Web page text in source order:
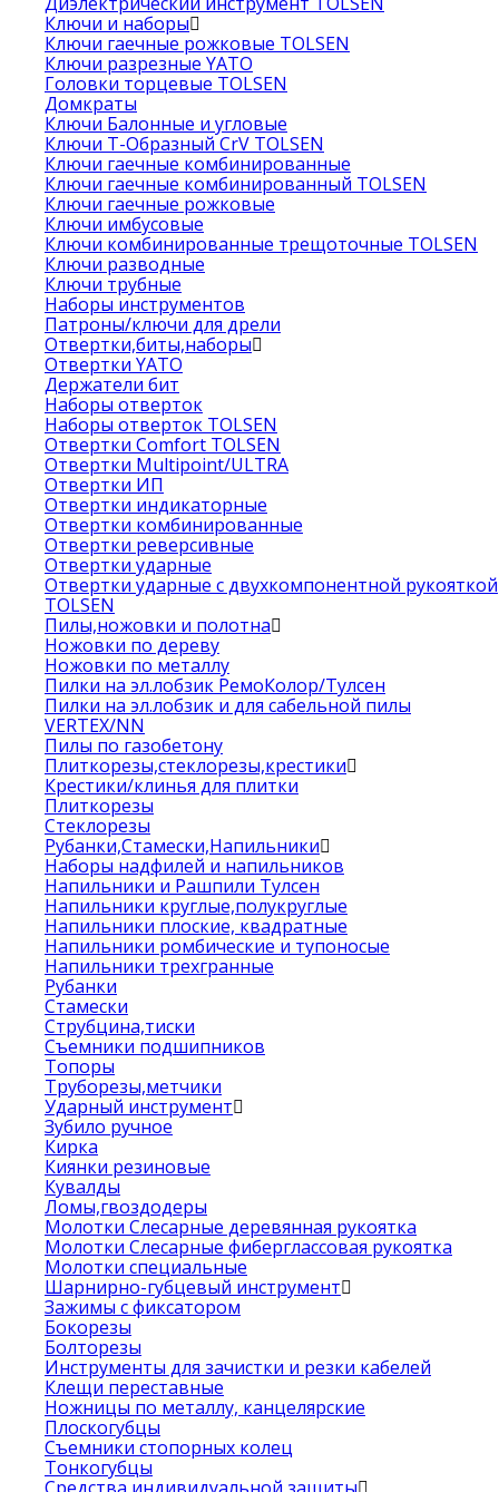
Ключи и наборы
Ключи гаечные рожковые TOLSEN
Ключи разрезные YATO
Головки торцевые TOLSEN
Домкраты
Ключи Балонные и угловые
Ключи Т-Образный CrV TOLSEN
Ключи гаечные комбинированные
Ключи гаечные комбинированный TOLSEN
Ключи гаечные рожковые
Ключи имбусовые
Ключи комбинированные трещоточные TOLSEN
Ключи разводные
Ключи трубные
Наборы инструментов
Патроны/ключи для дрели
Отвертки,биты,наборы
Отвертки YATO
Держатели бит
Наборы отверток
Наборы отверток TOLSEN
Отвертки Comfort TOLSEN
Отвертки Multipoint/ULTRA
Отвертки ИП
Отвертки индикаторные
Отвертки комбинированные
Отвертки реверсивные
Отвертки ударные
Отвертки ударные с двухкомпонентной рукояткой
TOLSEN
Пилы,ножовки и полотна
Ножовки по дереву
Ножовки по металлу
Пилки на эл.лобзик РемоКолор/Тулсен
Пилки на эл.лобзик и для сабельной пилы
VERTEX/NN
Пилы по газобетону
Плиткорезы,стеклорезы,крестики
Крестики/клинья для плитки
Плиткорезы
Стеклорезы
Рубанки,Стамески,Напильники
Наборы надфилей и напильников
Напильники и Рашпили Тулсен
Напильники круглые,полукруглые
Напильники плоские, квадратные
Напильники ромбические и тупоносые
Напильники трехгранные
Рубанки
Стамески
Струбцина,тиски
Съемники подшипников
Топоры
Труборезы,метчики
Ударный инструмент
Зубило ручное
Кирка
Киянки резиновые
Кувалды
Ломы,гвоздодеры
Молотки Слесарные деревянная рукоятка
Молотки Слесарные фиберглассовая рукоятка
Молотки специальные
Шарнирно-губцевый инструмент
Зажимы с фиксатором
Бокорезы
Болторезы
Инструменты для зачистки и резки кабелей
Клещи переставные
Ножницы по металлу, канцелярские
Плоскогубцы
Съемники стопорных колец
Тонкогубцы